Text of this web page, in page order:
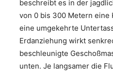
beschreibt es in der
von 0 bis 300 Metern eine
eine umgekehrte
Erdanziehung wirkt
beschleunigte
unten. Je langsamer die